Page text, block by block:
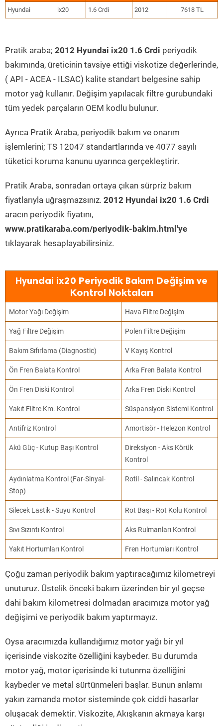
Hyundai ix20 1.6 Crdi 2012 7618 TL
Pratik araba; 2012 Hyundai ix20 1.6 Crdi periyodik
bakımında, üreticinin tavsiye ettiği viskotize değerlerinde,
( API - ACEA - ILSAC) kalite standart belgesine sahip
motor yağ kullanır. Değişim yapılacak filtre gurubundaki
tüm yedek parçaların OEM kodlu bulunur.
Ayrıca Pratik Araba, periyodik bakım ve onarım
işlemlerini; TS 12047 standartlarında ve 4077 sayılı
tüketici koruma kanunu uyarınca gerçekleştirir.
Pratik Araba, sonradan ortaya çıkan sürpriz bakım
fiyatlarıyla uğraşmazsınız. 2012 Hyundai ix20 1.6 Crdi
aracın periyodik fiyatını,
www.pratikaraba.com/periyodik-bakim.html'ye
tıklayarak hesaplayabilirsiniz.
Hyundai ix20 Periyodik Bakım Değişim ve
Kontrol Noktaları
Motor Yağı Değişim Hava Filtre Değişim
Yağ Filtre Değişim Polen Filtre Değişim
Bakım Sıfırlama (Diagnostic) V Kayış Kontrol
Ön Fren Balata Kontrol Arka Fren Balata Kontrol
Ön Fren Diski Kontrol Arka Fren Diski Kontrol
Yakıt Filtre Km. Kontrol Süspansiyon Sistemi Kontrol
Antifriz Kontrol Amortisör - Helezon Kontrol
Akü Güç - Kutup Başı Kontrol
Direksiyon - Aks Körük
Kontrol
Aydınlatma Kontrol (Far-Sinyal-
Stop)
Rotil - Salıncak Kontrol
Silecek Lastik - Suyu Kontrol Rot Başı - Rot Kolu Kontrol
Sıvı Sızıntı Kontrol Aks Rulmanları Kontrol
Yakıt Hortumları Kontrol Fren Hortumları Kontrol
Çoğu zaman periyodik bakım yaptıracağımız kilometreyi
unuturuz. Üstelik önceki bakım üzerinden bir yıl geçse
dahi bakım kilometresi dolmadan aracımıza motor yağ
değişimi ve periyodik bakım yaptırmayız.
Oysa aracımızda kullandığımız motor yağı bir yıl
içerisinde viskozite özelliğini kaybeder. Bu durumda
motor yağ, motor içerisinde ki tutunma özelliğini
kaybeder ve metal sürtünmeleri başlar. Bunun anlamı
yakın zamanda motor sisteminde çok ciddi hasarlar
oluşacak demektir. Viskozite, Akışkanın akmaya karşı